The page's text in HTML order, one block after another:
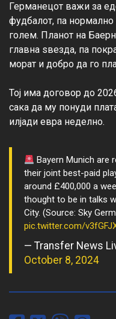
Германецот важи за
фудбалот, па нормално
голем. Планот на
главна ѕвезда, па
морат и добро да го
Тој има договор до
сака да му понуди
Bayern Munich are
their joint best-paid
around £400,000 a
thought to be in talks
City. (Source: Sky
pic.twitter.com/
— Transfer News
October 8, 2024